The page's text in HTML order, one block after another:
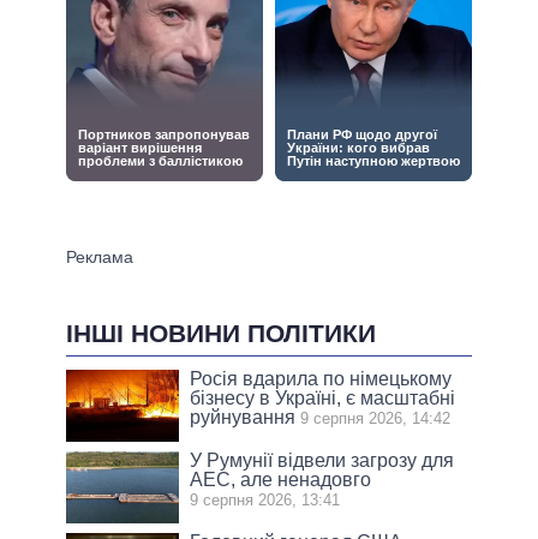
ІНШІ НОВИНИ ПОЛІТИКИ
Росія вдарила по німецькому
бізнесу в Україні, є масштабні
руйнування 9 серпня 2026, 14:42
У Румунії відвели загрозу для
АЕС, але ненадовго
9 серпня 2026, 13:41